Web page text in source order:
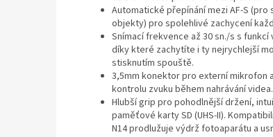
Automatické přepínání mezi AF-S
objekty) pro spolehlivé zachycení
Snímací frekvence až 30 sn./s s
díky které zachytíte i ty nejrychlejší
stisknutím spouště.
3,5mm konektor pro externí mikrofon
kontrolu zvuku během nahrávání videa.
Hlubší grip pro pohodlnější držení,
paměťové karty SD (UHS-II).
N14 prodlužuje výdrž fotoaparátu a